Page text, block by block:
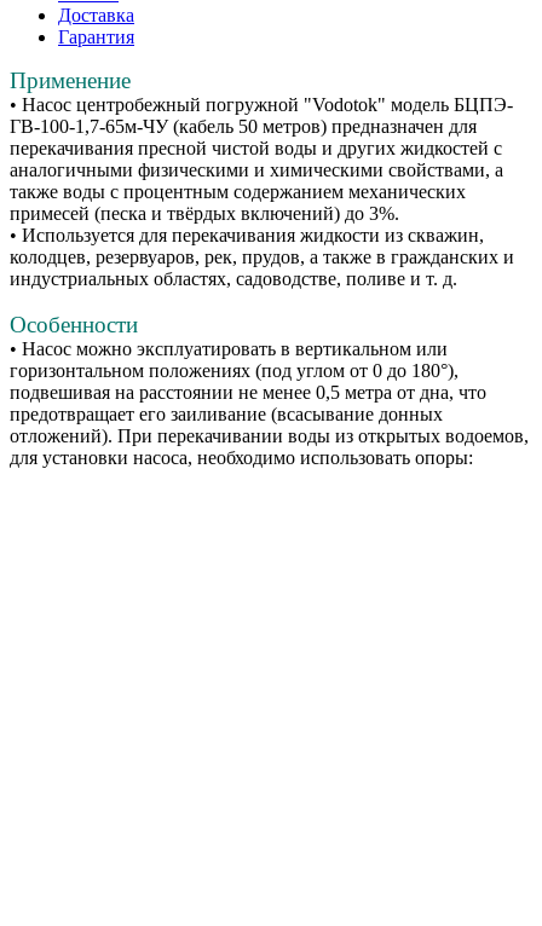
Доставка
Гарантия
Применение
• Насос центробежный погружной "Vodotok" модель БЦПЭ-
ГВ-100-1,7-65м-ЧУ (кабель 50 метров) предназначен для
перекачивания пресной чистой воды и других жидкостей с
аналогичными физическими и химическими свойствами, а
также воды с процентным содержанием механических
примесей (песка и твёрдых включений) до 3%.
• Используется для перекачивания жидкости из скважин,
колодцев, резервуаров, рек, прудов, а также в гражданских и
индустриальных областях, садоводстве, поливе и т. д.
Особенности
• Насос можно эксплуатировать в вертикальном или
горизонтальном положениях (под углом от 0 до 180°),
подвешивая на расстоянии не менее 0,5 метра от дна, что
предотвращает его заиливание (всасывание донных
отложений). При перекачивании воды из открытых водоемов,
для установки насоса, необходимо использовать опоры: